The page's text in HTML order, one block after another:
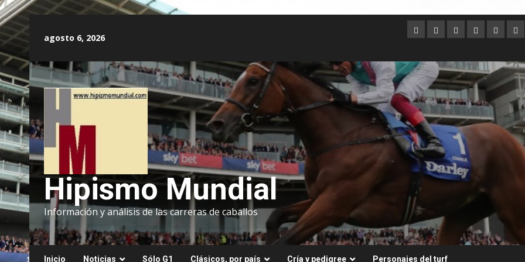
contenido
agosto 6, 2026
Argentina
AustraliaBrasilChileDubai
Hipismo Mundial
Información y análisis de las carreras de caballos
Inicio Noticias Sólo G1 Clásicos, por país Cría y pedigree Personajes del turf